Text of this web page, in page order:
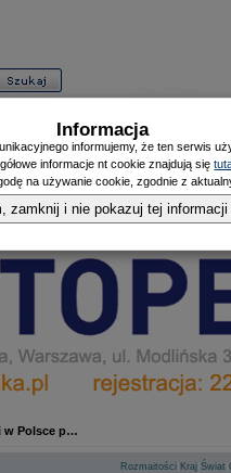
|Zdrowy Mieszczanin|
w Polsce p…
Rozmaitości Kraj Świat
Informacja
informujemy, że ten serwis
informacje nt cookie znajdują się
na używanie cookie, zgodnie z
zamknij i nie pokazuj tej informacji